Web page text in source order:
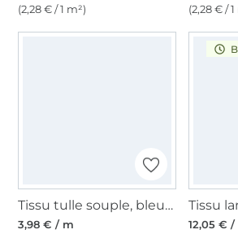
(2,28 € / 1 m²)
(2,28 € / 1
Tissu tulle souple, bleu denim
3,98 € / m
12,05 € /